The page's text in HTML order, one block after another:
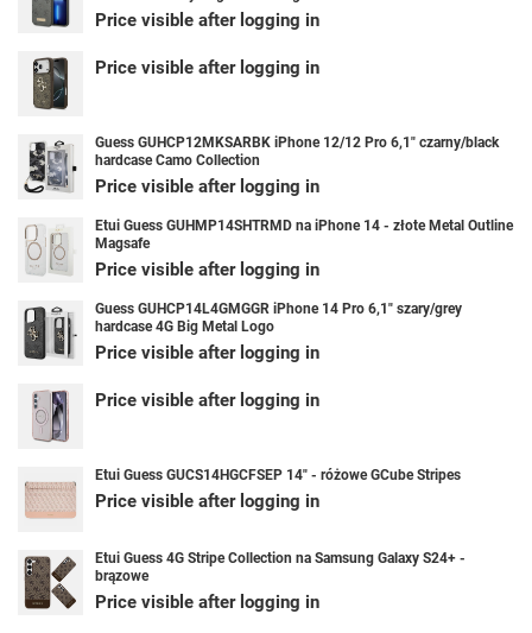
Price visible after logging in
Price visible after logging in
Guess GUHCP12MKSARBK iPhone 12/12 Pro 6,1" czarny/black
hardcase Camo Collection
Price visible after logging in
Etui Guess GUHMP14SHTRMD na iPhone 14 - złote Metal Outline
Magsafe
Price visible after logging in
Guess GUHCP14L4GMGGR iPhone 14 Pro 6,1" szary/grey
hardcase 4G Big Metal Logo
Price visible after logging in
Price visible after logging in
Etui Guess GUCS14HGCFSEP 14" - różowe GCube Stripes
Price visible after logging in
Etui Guess 4G Stripe Collection na Samsung Galaxy S24+ -
brązowe
Price visible after logging in